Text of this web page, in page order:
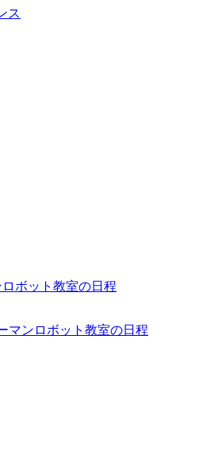
ス
ボット教室の日程
マンロボット教室の日程